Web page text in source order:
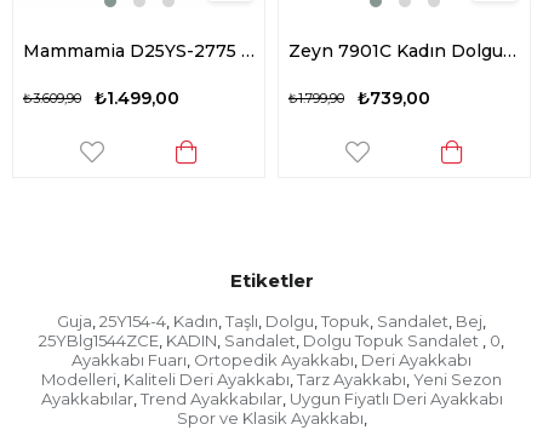
Mammamia D25YS-2775 Kadın Hakiki Deri Dolgu Topuk Sandalet Siyah
₺1.499,00
₺3.609,90
Zeyn 7901C Kadın Dolgu Topuk Sandalet Pudra
₺739,00
₺1.799,90
Etiketler
Guja, 25Y154-4, Kadın, Taşlı, Dolgu, Topuk, Sandalet, Bej,
25YBlg1544ZCE, KADIN, Sandalet, Dolgu Topuk Sandalet , 0,
Ayakkabı Fuarı, Ortopedik Ayakkabı, Deri Ayakkabı
Modelleri, Kaliteli Deri Ayakkabı, Tarz Ayakkabı, Yeni Sezon
Ayakkabılar, Trend Ayakkabılar, Uygun Fiyatlı Deri Ayakkabı
Spor ve Klasik Ayakkabı,